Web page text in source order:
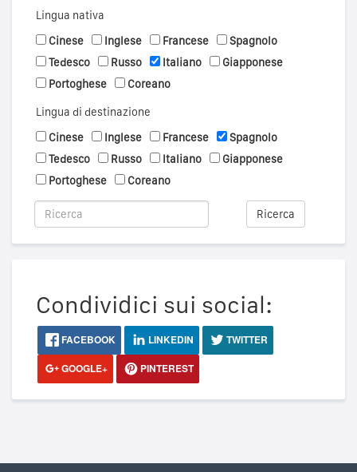
Lingua nativa
Cinese
Inglese Francese
Spagnolo
Tedesco
Russo Italiano
Giapponese
Portoghese
Coreano
Lingua di destinazione
Cinese
Inglese Francese
Spagnolo
Tedesco
Russo Italiano
Giapponese
Portoghese
Coreano
Ricerca
Condividici sui social:
FACEBOOK LINKEDIN
TWITTER
GOOGLE+
PINTEREST